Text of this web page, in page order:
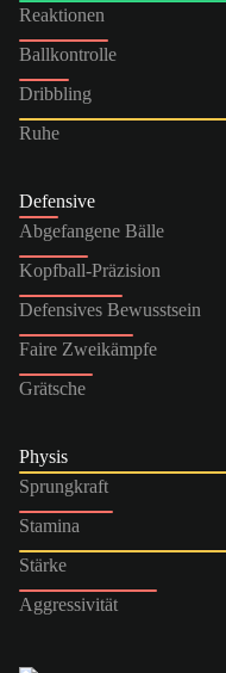
Reaktionen
Ballkontrolle
Dribbling
Ruhe
Defensive
Abgefangene Bälle
Kopfball-Präzision
Defensives Bewusstsein
Faire Zweikämpfe
Grätsche
Physis
Sprungkraft
Stamina
Stärke
Aggressivität